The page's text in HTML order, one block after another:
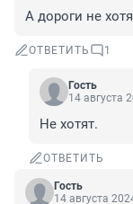
А дороги не
ОТВЕТИТЬ 1
Гость
14 августа
Не хотят.
ОТВЕТИТЬ
Гость
14 августа